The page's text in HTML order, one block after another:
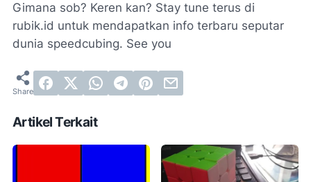
Gimana sob? Keren kan? Stay tune terus di
rubik.id untuk mendapatkan info terbaru seputar
dunia speedcubing. See you
Artikel Terkait